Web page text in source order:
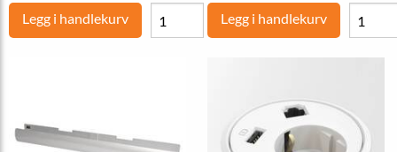
Legg i handlekurv Legg i handlekurv